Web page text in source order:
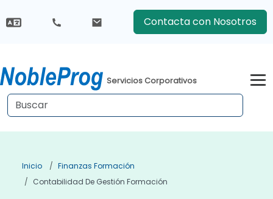
Contacta con Nosotros
Servicios Corporativos
Inicio
Finanzas Formación
Contabilidad De Gestión Formación